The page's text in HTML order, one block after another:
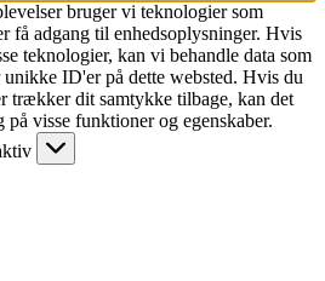
bruger vi teknologier som
få adgang til enhedsoplysninger. Hvis
teknologier, kan vi behandle data som
ID'er på dette websted. Hvis du
trækker dit samtykke tilbage, kan det
visse funktioner og egenskaber.